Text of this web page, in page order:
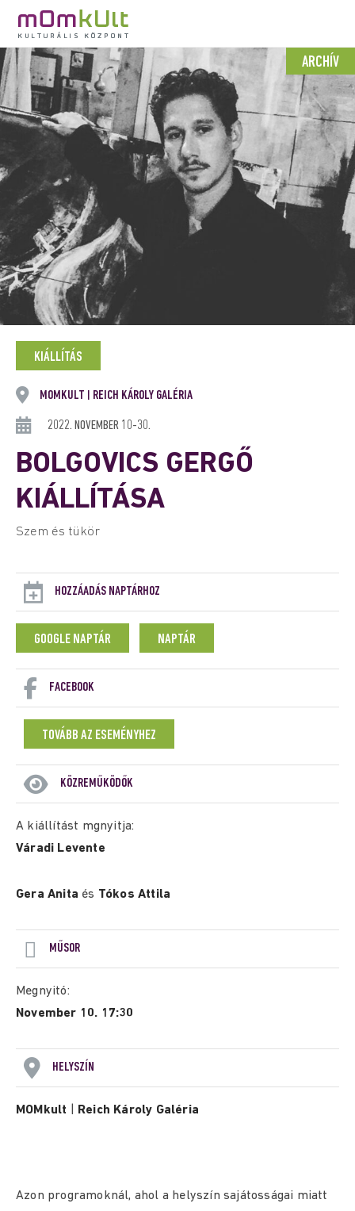
ARCHÍV
KIÁLLÍTÁS
MOMKULT REICH KÁROLY GALÉRIA
2022. NOVEMBER 10-30.
BOLGOVICS GERGŐ
KIÁLLÍTÁSA
Szem és tükör
HOZZÁADÁS NAPTÁRHOZ
GOOGLE NAPTÁR NAPTÁR
FACEBOOK
TOVÁBB AZ ESEMÉNYHEZ
KÖZREMŰKÖDŐK
A kiállítást mgnyitja:
Váradi Levente
Gera Anita és Tókos Attila
MŰSOR
Megnyitó:
November 10. 17:30
HELYSZÍN
MOMkult Reich Károly Galéria
Azon programoknál, ahol a helyszín sajátosságai miatt